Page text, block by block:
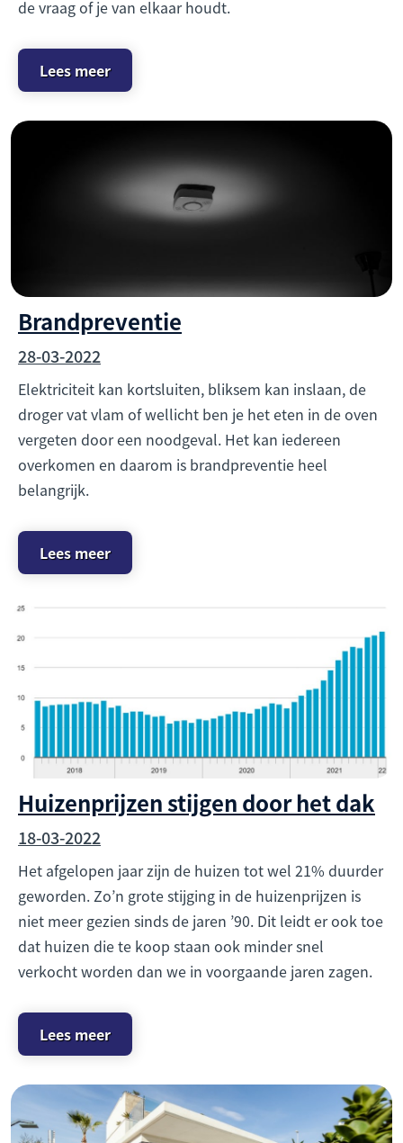
de vraag of je van elkaar houdt.
Lees meer
Brandpreventie
28-03-2022
Elektriciteit kan kortsluiten, bliksem kan inslaan, de
droger vat vlam of wellicht ben je het eten in de oven
vergeten door een noodgeval. Het kan iedereen
overkomen en daarom is brandpreventie heel
belangrijk.
Lees meer
Huizenprijzen stijgen door het dak
18-03-2022
Het afgelopen jaar zijn de huizen tot wel 21% duurder
geworden. Zo’n grote stijging in de huizenprijzen is
niet meer gezien sinds de jaren ’90. Dit leidt er ook toe
dat huizen die te koop staan ook minder snel
verkocht worden dan we in voorgaande jaren zagen.
Lees meer